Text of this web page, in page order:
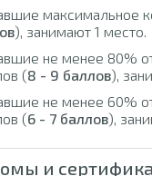
максимальное
), занимают 1 место.
не менее 80%
(8 - 9 баллов),
не менее 60%
(6 - 7 баллов),
и